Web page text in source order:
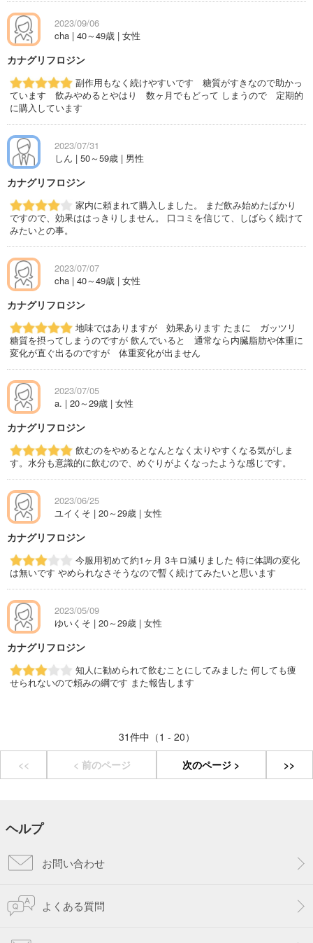
2023/09/06
cha | 40～49歳 | 女性
カナグリフロジン
副作用もなく続けやすいです 糖質がすきなので助かっ
ています 飲みやめるとやはり 数ヶ月でもどって しまうので 定期的
に購入しています
2023/07/31
しん | 50～59歳 | 男性
カナグリフロジン
家内に頼まれて購入しました。 まだ飲み始めたばかり
ですので、効果ははっきりしません。 口コミを信じて、しばらく続けて
みたいとの事。
2023/07/07
cha | 40～49歳 | 女性
カナグリフロジン
地味ではありますが 効果あります たまに ガッツリ
糖質を摂ってしまうのですが 飲んでいると 通常なら内臓脂肪や体重に
変化が直ぐ出るのですが 体重変化が出ません
2023/07/05
a. | 20～29歳 | 女性
カナグリフロジン
飲むのをやめるとなんとなく太りやすくなる気がしま
す。水分も意識的に飲むので、めぐりがよくなったような感じです。
2023/06/25
ユイくそ | 20～29歳 | 女性
カナグリフロジン
今服用初めて約1ヶ月 3キロ減りました 特に体調の変化
は無いです やめられなさそうなので暫く続けてみたいと思います
2023/05/09
ゆいくそ | 20～29歳 | 女性
カナグリフロジン
知人に勧められて飲むことにしてみました 何しても痩
せられないので頼みの綱です また報告します
31件中（1 - 20）
<<
< 前のページ 次のページ > >>
ヘルプ
お問い合わせ
よくある質問